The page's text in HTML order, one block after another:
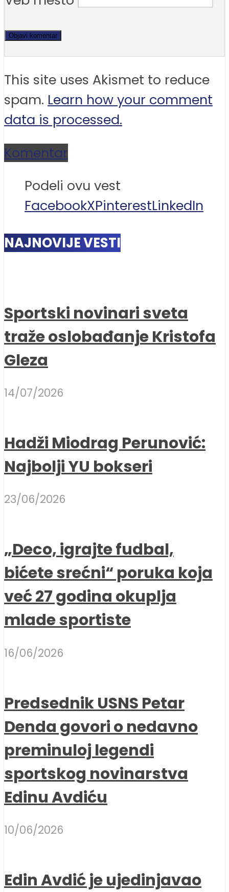
This site uses Akismet to reduce
spam. Learn how your comment
data is processed.
Komentar
Podeli ovu vest
FacebookXPinterestLinkedIn
NAJNOVIJE VESTI
Sportski novinari sveta
traže oslobađanje Kristofa
Gleza
14/07/2026
Hadži Miodrag Perunović:
Najbolji YU bokseri
23/06/2026
„Deco, igrajte fudbal,
bićete srećni“ poruka koja
već 27 godina okuplja
mlade sportiste
16/06/2026
Predsednik USNS Petar
Denda govori o nedavno
preminuloj legendi
sportskog novinarstva
Edinu Avdiću
10/06/2026
Edin Avdić je ujedinjavao